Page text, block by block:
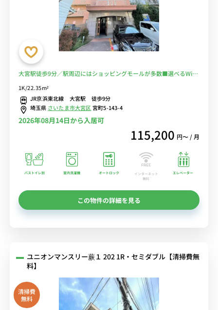
大宮駅徒歩9分／駅周辺にはショッピングモールが多数■選べるWi-Fi
格安レンタル中！
1K/22.35m²
JR京浜東北線 大宮駅 徒歩9分
埼玉県 さいたま市大宮区宮町5-143-4
2026年08月14日から入居可
115,200 円〜 / 月
バストイレ別 室内洗濯機 オートロック
インターネット
無料
エレベーター
この物件の詳細を見る
ユニオンマンスリー蕨１ 202 1R・セミダブル【清掃費無
料】
清掃費
無料